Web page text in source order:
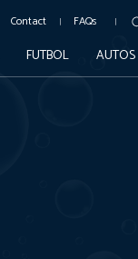
Contact FAQs
FUTBOL AUTOS